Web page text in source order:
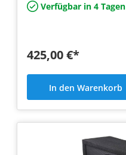
Verfügbar in 4 Tagen
425,00 €*
In den Warenkorb